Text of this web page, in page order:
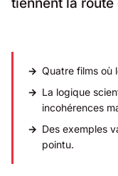
Quatre films où
La logique
incohérences
Des exemples
pointu.